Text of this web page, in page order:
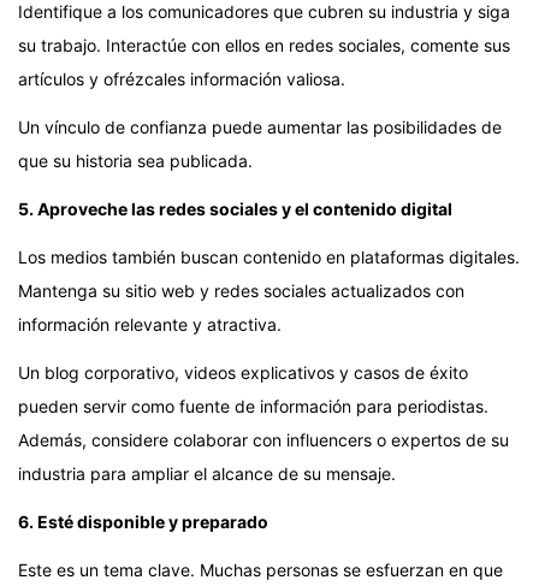
Identifique a los comunicadores que cubren su industria y siga
su trabajo. Interactúe con ellos en redes sociales, comente sus
artículos y ofrézcales información valiosa.
Un vínculo de confianza puede aumentar las posibilidades de
que su historia sea publicada.
5. Aproveche las redes sociales y el contenido digital
Los medios también buscan contenido en plataformas digitales.
Mantenga su sitio web y redes sociales actualizados con
información relevante y atractiva.
Un blog corporativo, videos explicativos y casos de éxito
pueden servir como fuente de información para periodistas.
Además, considere colaborar con influencers o expertos de su
industria para ampliar el alcance de su mensaje.
6. Esté disponible y preparado
Este es un tema clave. Muchas personas se esfuerzan en que